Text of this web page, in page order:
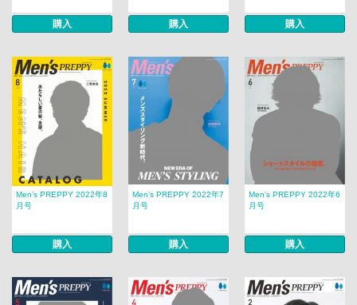
購入 購入 購入
Men’s PREPPY 2022年8
月号
購入
Men’s PREPPY 2022年7
月号
購入
Men’s PREPPY 2022年6
月号
購入